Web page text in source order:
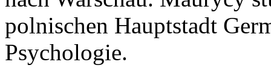
polnischen Hauptstadt
Psychologie.